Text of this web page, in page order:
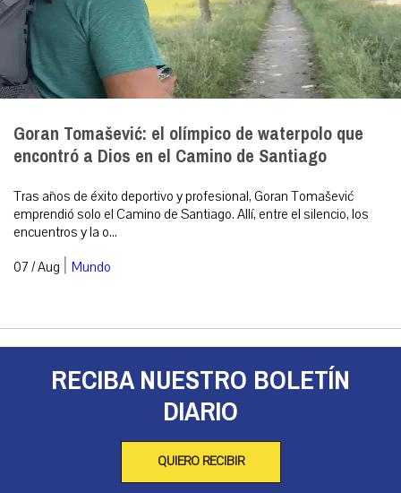
Goran Tomašević: el olímpico de waterpolo que
encontró a Dios en el Camino de Santiago
Tras años de éxito deportivo y profesional, Goran Tomašević
emprendió solo el Camino de Santiago. Allí, entre el silencio, los
encuentros y la o...
07 / Aug | Mundo
RECIBA NUESTRO BOLETÍN
DIARIO
QUIERO RECIBIR